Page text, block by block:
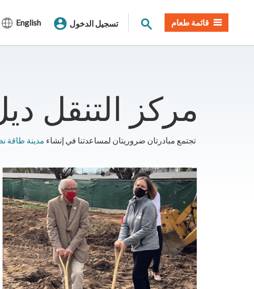
English تسجيل الدخول بحث الموقعقائمة طعام
مركز التنقل
تجتمع مبادرتان ضروريتان لمساعدتنا في إنشاء مدينة طاقة